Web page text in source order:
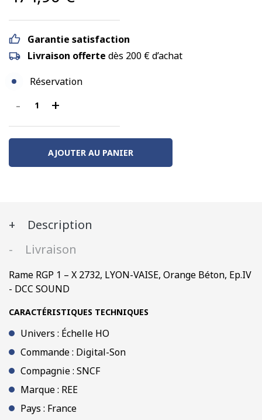
Garantie satisfaction
Livraison offerte dès 200 € d’achat
Réservation
-
quantité
de
Rame
1
LYON-
Orange
Ep.IV
-
DCC
+
AJOUTER AU PANIER
Description
Livraison
Rame RGP 1 – X 2732, LYON-VAISE, Orange Béton, Ep.IV
- DCC SOUND
CARACTÉRISTIQUES TECHNIQUES
Univers : Échelle HO
Commande : Digital-Son
Compagnie : SNCF
Marque : REE
Pays : France